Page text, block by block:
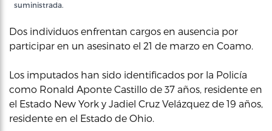
suministrada.
Dos individuos enfrentan cargos en ausencia por
participar en un asesinato el 21 de marzo en Coamo.
Los imputados han sido identificados por la Policía
como Ronald Aponte Castillo de 37 años, residente en
el Estado New York y Jadiel Cruz Velázquez de 19 años,
residente en el Estado de Ohio.